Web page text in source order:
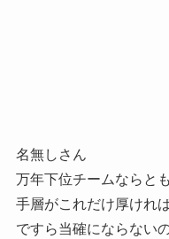
名無しさん
万年下位チームならと
手層がこれだけ厚けれ
ですら当確にならない